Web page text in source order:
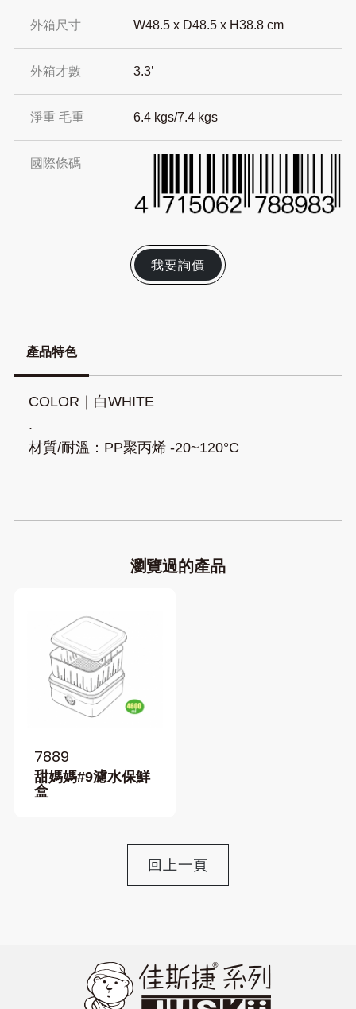
外箱尺寸 W48.5 x D48.5 x H38.8 cm
外箱才數 3.3’
淨重 毛重 6.4 kgs/7.4 kgs
國際條碼
我要詢價
產品特色
COLOR｜白WHITE
.
材質/耐溫：PP聚丙烯 -20~120°C
瀏覽過的產品
7889
甜媽媽#9濾水保鮮
盒
回上一頁